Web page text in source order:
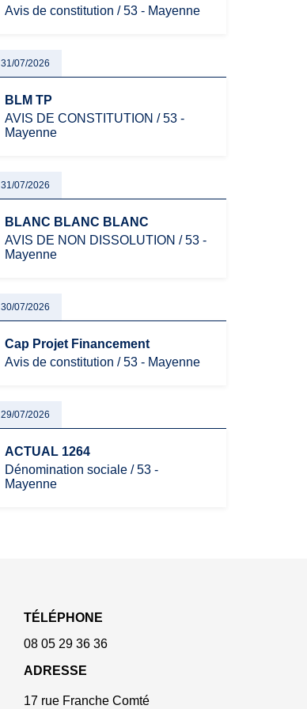
Avis de constitution / 53 - Mayenne
31/07/2026
BLM TP
AVIS DE CONSTITUTION / 53 -
Mayenne
31/07/2026
BLANC BLANC BLANC
AVIS DE NON DISSOLUTION / 53 -
Mayenne
30/07/2026
Cap Projet Financement
Avis de constitution / 53 - Mayenne
29/07/2026
ACTUAL 1264
Dénomination sociale / 53 -
Mayenne
TÉLÉPHONE
08 05 29 36 36
ADRESSE
17 rue Franche Comté